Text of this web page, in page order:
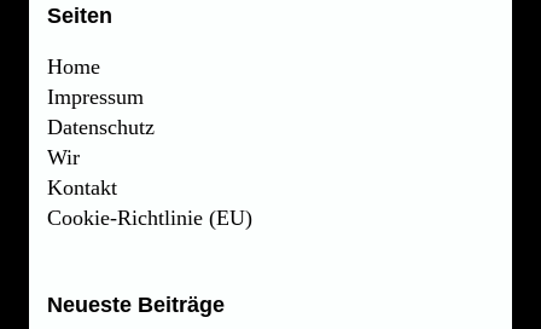
Seiten
Home
Impressum
Datenschutz
Wir
Kontakt
Cookie-Richtlinie (EU)
Neueste Beiträge